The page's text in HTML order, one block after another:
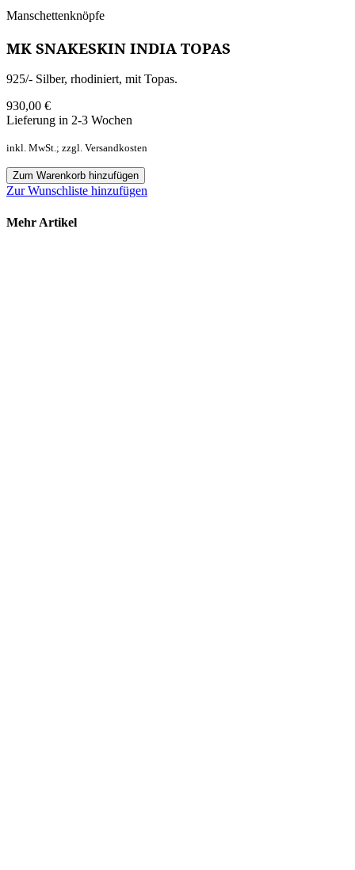
Manschettenknöpfe
MK SNAKESKIN INDIA TOPAS
925/- Silber, rhodiniert, mit Topas.
930,00 €
Lieferung in 2-3 Wochen
inkl. MwSt.; zzgl. Versandkosten
Zum Warenkorb hinzufügen
Zur Wunschliste hinzufügen
Mehr Artikel